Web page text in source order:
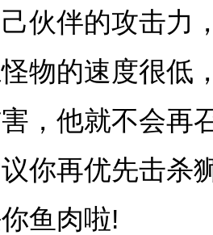
伙伴的攻击力
物的速度很低
，他就不会再
你再优先击杀
鱼肉啦!